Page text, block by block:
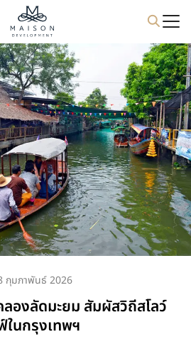
กุมภาพันธ์ 2026
องลัดมะยม สัมผัสวิถีสโลว์
ในกรุงเทพฯ